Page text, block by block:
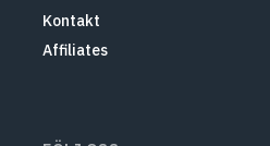
Kontakt
Affiliates